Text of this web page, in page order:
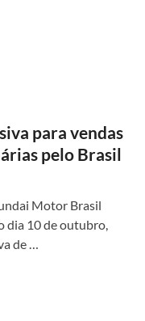
para vendas
pelo Brasil
Motor Brasil
dia 10 de outubro,
de …